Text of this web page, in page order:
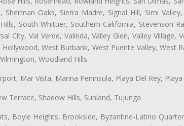
Oaks, Sierra Madre, Signal Hill, Simi
South Whittier, Southern California, Stevenson
City, Val Verde, Valinda, Valley Glen, Valley
West Burbank, West Puente Valley, West
Woodland Hills.
Mar Vista, Marina Peninsula, Playa Del Rey,
Terrace, Shadow Hills, Sunland, Tujunga
Boyle Heights, Brookside, Byzantine-Latino